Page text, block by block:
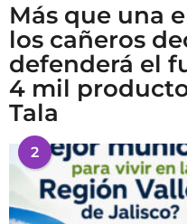
Más que una
los cañeros
defenderá el
4 mil
Tala
2